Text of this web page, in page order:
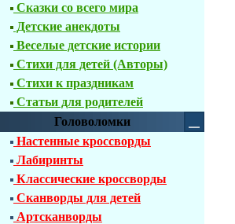
Сказки со всего мира
Детские анекдоты
Веселые детские истории
Стихи для детей (Авторы)
Стихи к праздникам
Статьи для родителей
Головоломки
Настенные кроссворды
Лабиринты
Классические кроссворды
Сканворды для детей
Артсканворды